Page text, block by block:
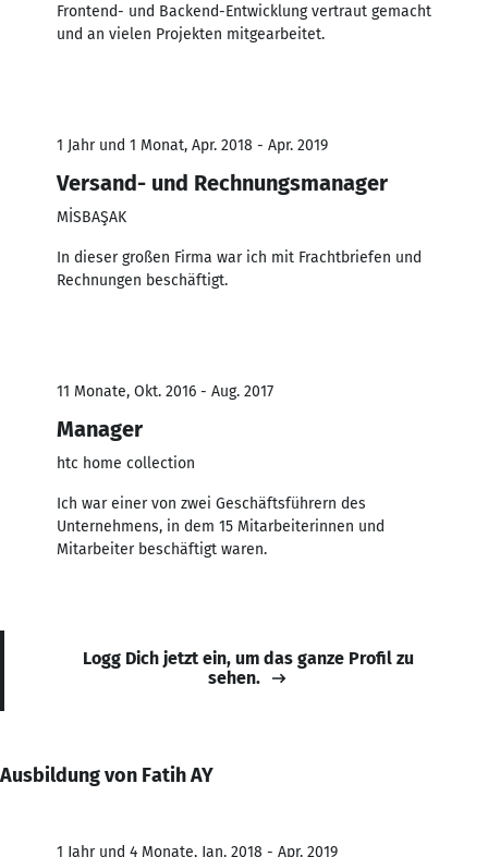
Frontend- und Backend-Entwicklung vertraut gemacht
und an vielen Projekten mitgearbeitet.
1 Jahr und 1 Monat, Apr. 2018 - Apr. 2019
Versand- und Rechnungsmanager
MİSBAŞAK
In dieser großen Firma war ich mit Frachtbriefen und
Rechnungen beschäftigt.
11 Monate, Okt. 2016 - Aug. 2017
Manager
htc home collection
Ich war einer von zwei Geschäftsführern des
Unternehmens, in dem 15 Mitarbeiterinnen und
Mitarbeiter beschäftigt waren.
Logg Dich jetzt ein, um das ganze Profil zu
sehen.
Ausbildung von Fatih AY
1 Jahr und 4 Monate, Jan. 2018 - Apr. 2019